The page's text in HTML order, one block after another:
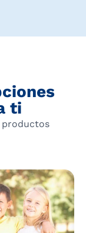
ti
productos